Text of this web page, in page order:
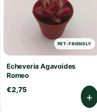
PET-FRIENDLY
Echeveria Agavoides
Romeo
€2,75
+